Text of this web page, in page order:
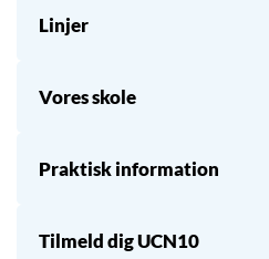
Linjer
Vores skole
Praktisk information
Tilmeld dig UCN10